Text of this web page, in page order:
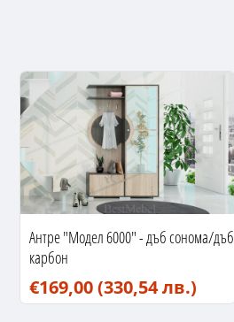
Антре "Модел 6000" - дъб сонома/дъб
карбон
€169,00(330,54 лв.)